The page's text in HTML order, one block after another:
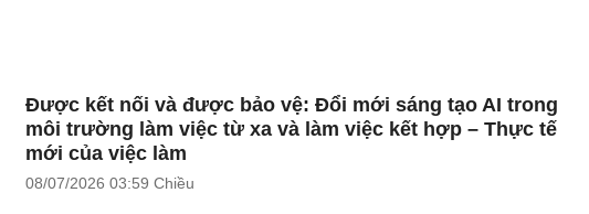
Được kết nối và được bảo vệ: Đổi mới sáng tạo AI trong
môi trường làm việc từ xa và làm việc kết hợp – Thực tế
mới của việc làm
08/07/2026 03:59 Chiều